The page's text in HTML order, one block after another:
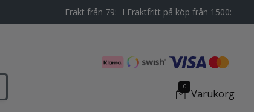
Frakt från 79:- I Fraktfritt på köp från 1500:-
0
Varukorg